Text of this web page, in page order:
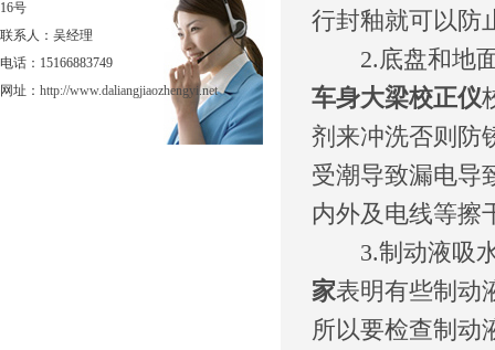
16号
联系人：吴经理
电话：15166883749
网址： http://www.daliangjiaozhengyi.net
行封釉就可以防
2.底盘和地面
车身大梁校正仪
剂来冲洗否则防
受潮导致漏电导
内外及电线等擦
3.制动液吸水
家表明有些制动
所以要检查制动